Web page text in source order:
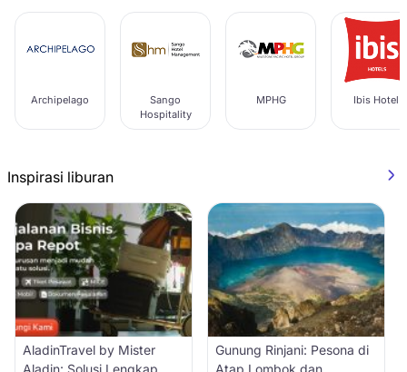
Archipelago
Sango
Hospitality
MPHG Ibis Hotel
Inspirasi liburan
AladinTravel by Mister
Aladin: Solusi Lengkap
Gunung Rinjani: Pesona di
Atap Lombok dan